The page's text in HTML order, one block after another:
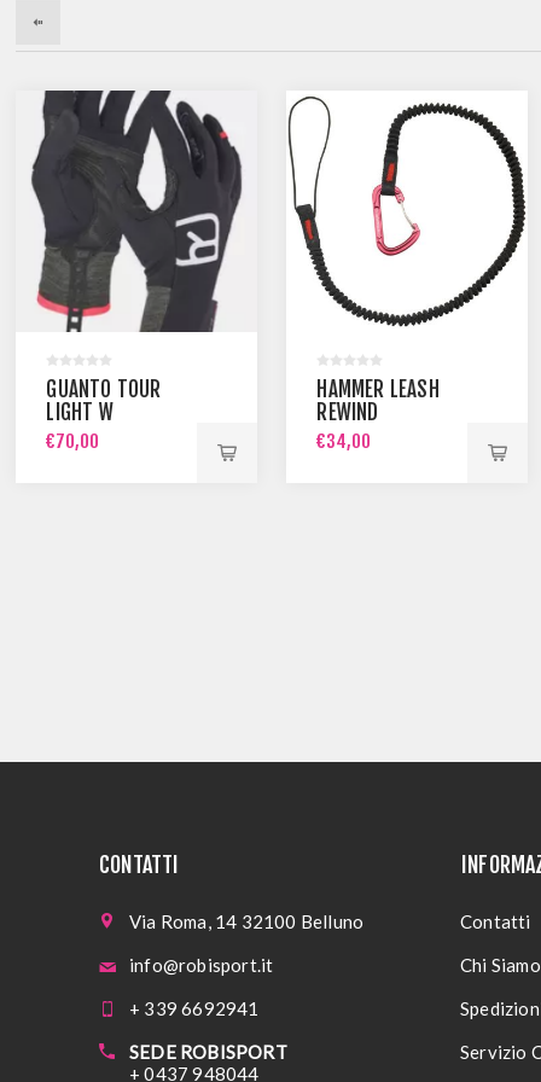
GUANTO TOUR
LIGHT W
€70,00
HAMMER LEASH
REWIND
€34,00
CONTATTI
Via Roma, 14 32100 Belluno
info@robisport.it
+ 339 6692941
SEDE ROBISPORT
+ 0437 948044
Contatti
Chi Siamo
Servizio